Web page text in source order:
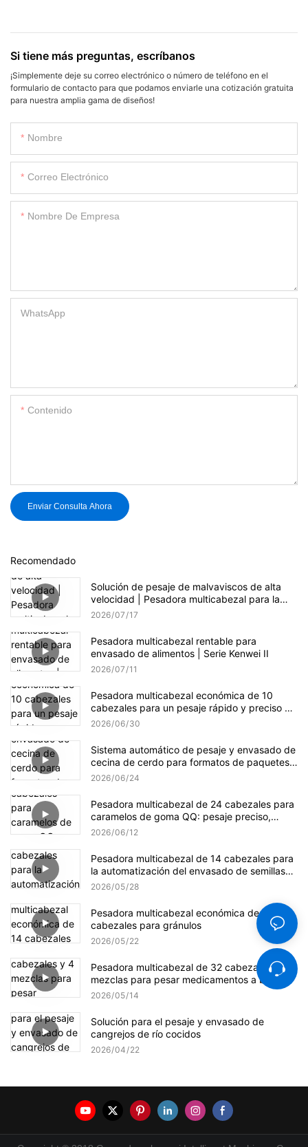
Si tiene más preguntas, escríbanos
¡Simplemente deje su correo electrónico o número de teléfono en el
formulario de contacto para que podamos enviarle una cotización gratuita
para nuestra amplia gama de diseños!
Nombre
Correo Electrónico
Nombre De Empresa
WhatsApp
Contenido
Enviar Consulta Ahora
Recomendado
Solución de pesaje de malvaviscos de alta
velocidad | Pesadora multicabezal para la
producción de dulces
2026 07 17
Pesadora multicabezal rentable para
envasado de alimentos | Serie Kenwei II
2026 07 11
Pesadora multicabezal económica de 10
cabezales para un pesaje rápido y preciso de
gránulos.
2026 06 30
Sistema automático de pesaje y envasado de
cecina de cerdo para formatos de paquetes
pequeños y a granel.
2026 06 24
Pesadora multicabezal de 24 cabezales para
caramelos de goma QQ: pesaje preciso,
suave y eficiente.
2026 06 12
Pesadora multicabezal de 14 cabezales para
la automatización del envasado de semillas
de girasol
2026 05 28
Pesadora multicabezal económica de 14
cabezales para gránulos
2026 05 22
Pesadora multicabezal de 32 cabezales y 4
mezclas para pesar medicamentos a base de
hierbas.
2026 05 14
Solución para el pesaje y envasado de
cangrejos de río cocidos
2026 04 22